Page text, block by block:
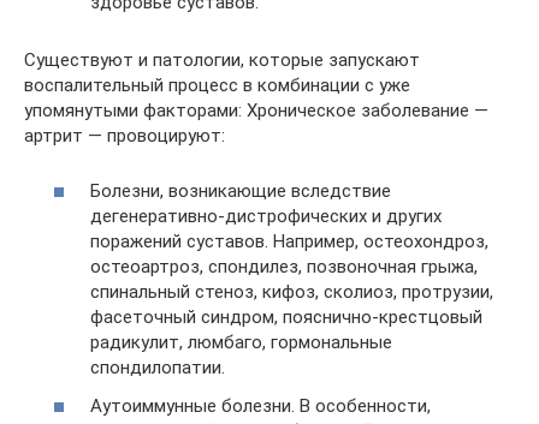
Существуют и патологии, которые запускают
воспалительный процесс в комбинации с уже
упомянутыми факторами: Хроническое заболевание —
артрит — провоцируют:
Болезни, возникающие вследствие
дегенеративно-дистрофических и других
поражений суставов. Например, остеохондроз,
остеоартроз, спондилез, позвоночная грыжа,
спинальный стеноз, кифоз, сколиоз, протрузии,
фасеточный синдром, пояснично-крестцовый
радикулит, люмбаго, гормональные
спондилопатии.
Аутоиммунные болезни. В особенности,